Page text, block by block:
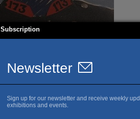
Subscription